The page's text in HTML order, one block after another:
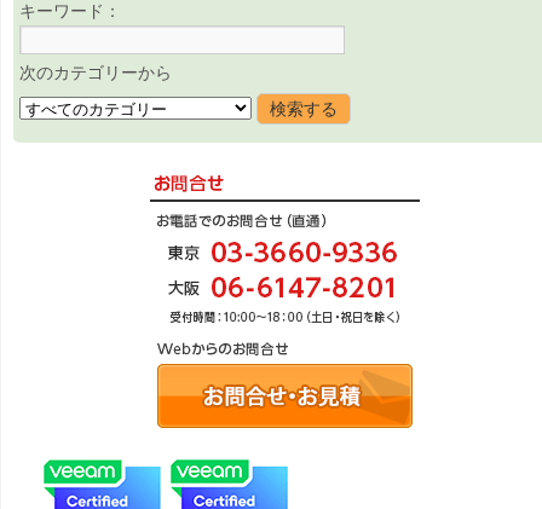
キーワード：
次のカテゴリーから